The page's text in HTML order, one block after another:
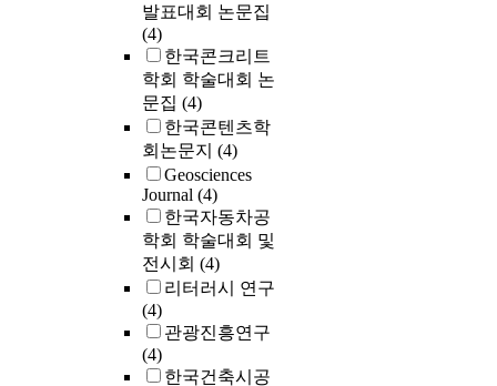
발표대회 논문집
(4)
한국콘크리트
학회 학술대회 논
문집 (4)
한국콘텐츠학
회논문지 (4)
Geosciences
Journal (4)
한국자동차공
학회 학술대회 및
전시회 (4)
리터러시 연구
(4)
관광진흥연구
(4)
한국건축시공